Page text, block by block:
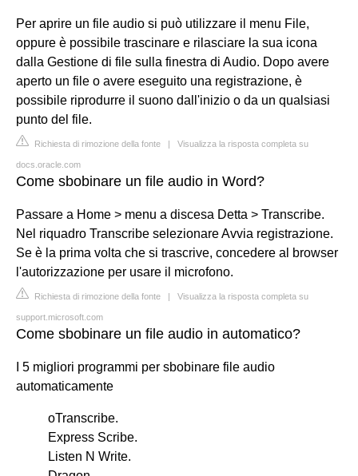
Per aprire un file audio si può utilizzare il menu File,
oppure è possibile trascinare e rilasciare la sua icona
dalla Gestione di file sulla finestra di Audio. Dopo avere
aperto un file o avere eseguito una registrazione, è
possibile riprodurre il suono dall'inizio o da un qualsiasi
punto del file.
Richiesta di rimozione della fonte | Visualizza la risposta completa su
docs.oracle.com
Come sbobinare un file audio in Word?
Passare a Home > menu a discesa Detta > Transcribe.
Nel riquadro Transcribe selezionare Avvia registrazione.
Se è la prima volta che si trascrive, concedere al browser
l'autorizzazione per usare il microfono.
Richiesta di rimozione della fonte | Visualizza la risposta completa su
support.microsoft.com
Come sbobinare un file audio in automatico?
I 5 migliori programmi per sbobinare file audio
automaticamente
oTranscribe.
Express Scribe.
Listen N Write.